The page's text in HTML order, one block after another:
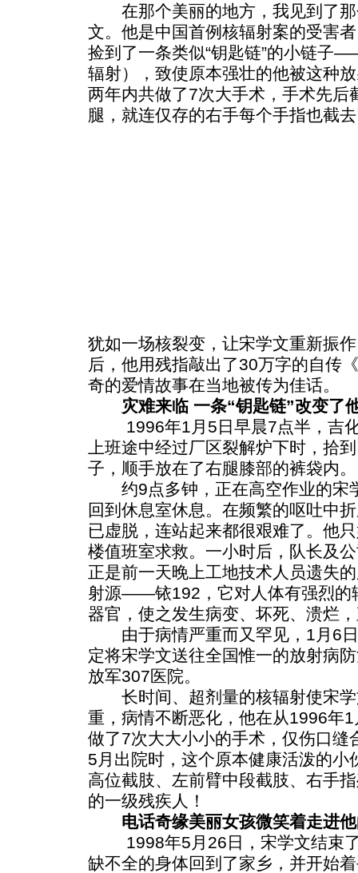
在那个美丽的地方，我见到了
文。他是中国首例核辐射案的受害
捡到了一条类似“钥匙链”的小链子
辐射），致使原本强壮的他被这种
两年内共做了7次大手术，手术先后
腿，就连仅存的右手每个手指也截
犹如一场核裂变，让宋学文重新振
后，他用残指敲出了30万字的自传
奇的爱情故事在当地被传为佳话。
灾难来临 一条“钥匙链”改变了
1996年1月5日早晨7点半，吉化
上班途中经过厂区裂解炉下时，拾
子，顺手放在了右腿膝部的裤袋内。
约9点多钟，正在高空作业的宋
回到休息室休息。在频繁的呕吐中
已虚脱，连站起来都很艰难了。他
楼值班室求救。一小时后，队长及
正是前一天晚上工地技术人员遗失
射源——铱192，它对人体有强烈的
器官，使之发生病变、坏死、溃烂
由于病情严重而又罕见，1月6日
定将宋学文送往全国惟一的放射病
放军307医院。
长时间、超剂量的核辐射使宋学
重，病情不断恶化，他在从1996年
做了7次大大小小的手术，仅伤口
5月出院时，这个原本健康活泼的小
高位截肢、左前臂中段截肢、右手
的一级残疾人！
电话奇缘美丽女孩微笑着走进
1998年5月26日，宋学文结束了
缺不全的身体回到了家乡，并开始